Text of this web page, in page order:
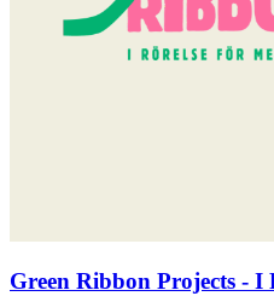
Green Ribbon Projects - I